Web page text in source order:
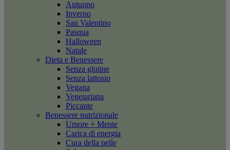
Autunno
Inverno
San Valentino
Pasqua
Halloween
Natale
Dieta e Benessere
Senza glutine
Senza lattosio
Vegana
Vegetariana
Piccante
Benessere nutrizionale
Umore + Mente
Carica di energia
Cura della pelle